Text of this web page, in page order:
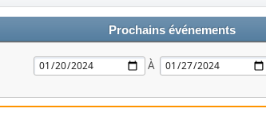
Prochains événements
À